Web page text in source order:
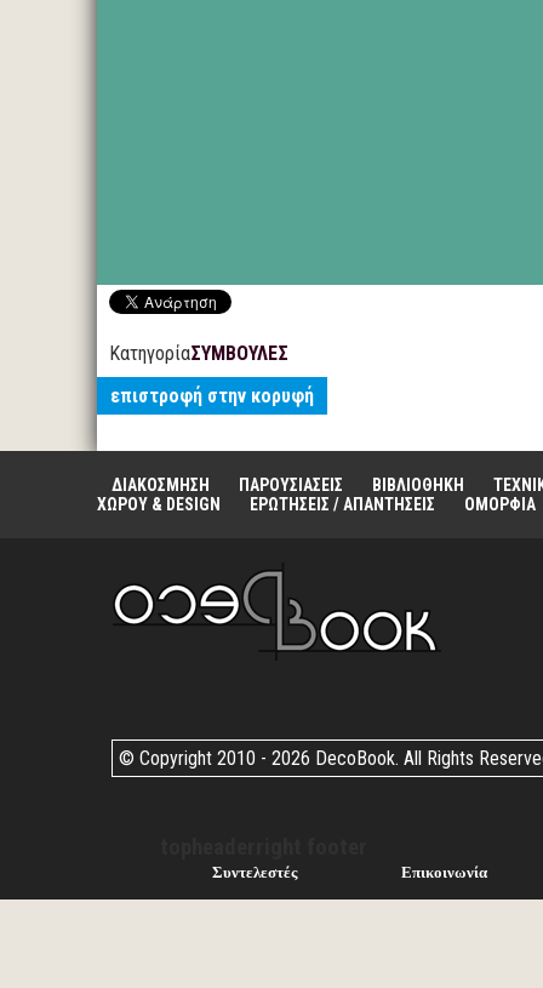
ΚατηγορίαΣΥΜΒΟΥΛΕΣ
επιστροφή στην κορυφή
ΔΙΑΚΟΣΜΗΣΗ ΠΑΡΟΥΣΙΑΣΕΙΣ ΒΙΒΛΙΟΘΗΚΗ
ΧΩΡΟΥ & DESIGN
ΕΡΩΤΗΣΕΙΣ / ΑΠΑΝΤΗΣΕΙΣ ΟΜΟΡΦΙΑ
© Copyright 2010 - 2026 DecoBook. All Rights
Συντελεστές Επικοινωνία